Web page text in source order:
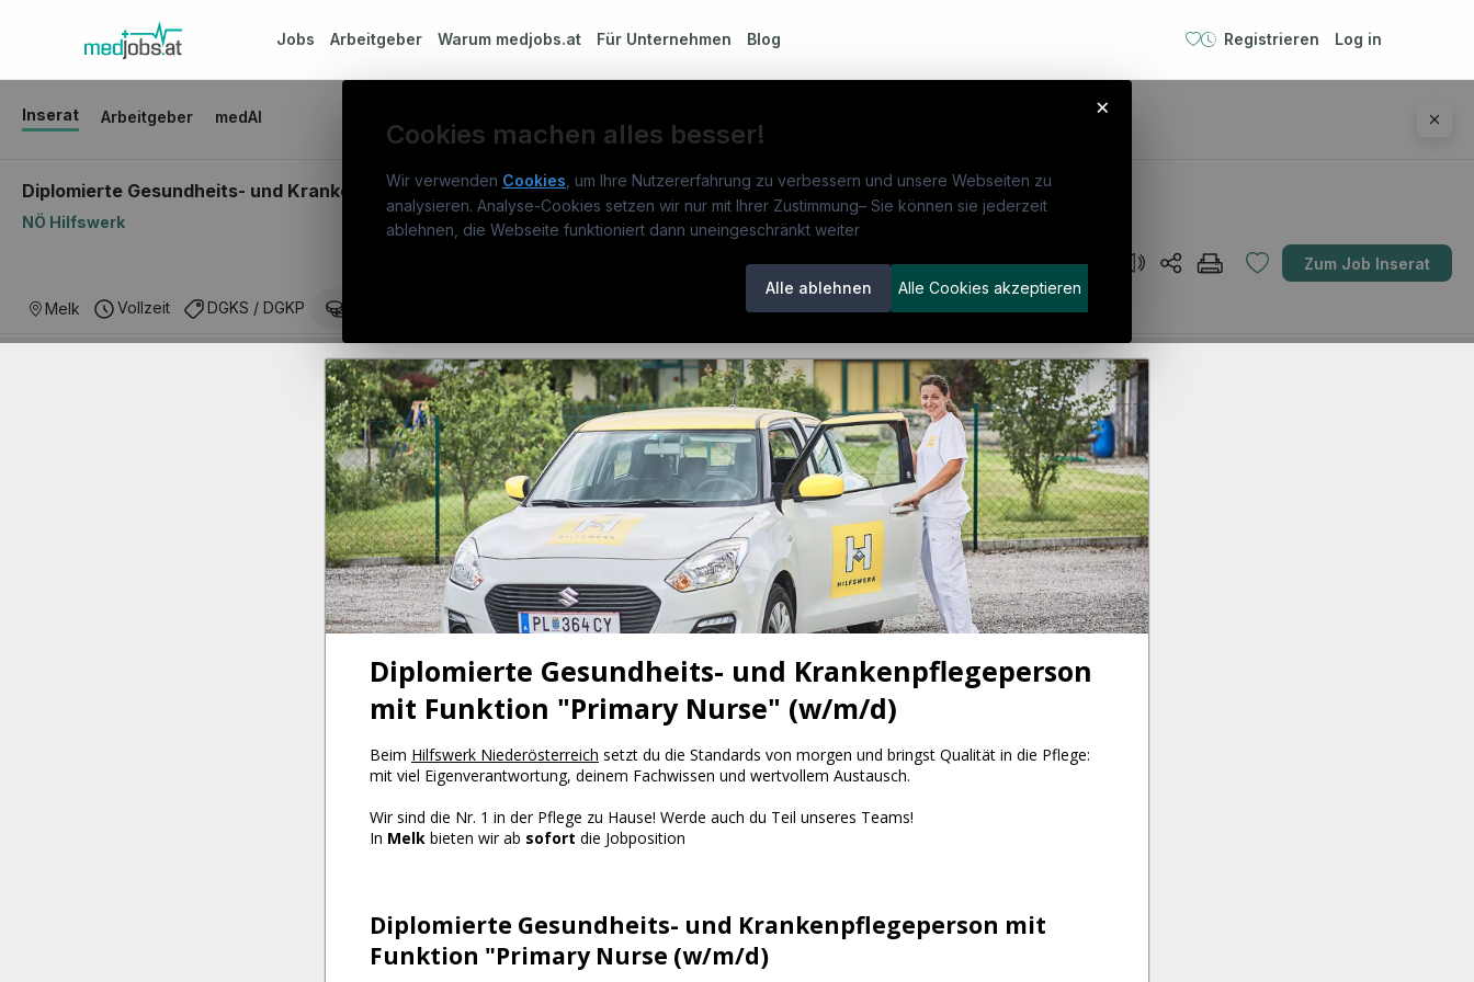
Jobs Arbeitgeber Warum medjobs.at Für Unternehmen Blog Registrieren Log in
Inserat Arbeitgeber medAI
Diplomierte Gesundheits- und Krankenpflegeperson mit Funktion "Primary Nurse" (w/m/d)
NÖ Hilfswerk
AT Zum Job Inserat
Melk Vollzeit DGKS / DGKP
×
Cookies machen alles besser!
Wir verwenden Cookies , um Ihre Nutzererfahrung zu verbessern und unsere Webseiten zu
analysieren. Analyse-Cookies setzen wir nur mit Ihrer Zustimmung– Sie können sie jederzeit
ablehnen, die Webseite funktioniert dann uneingeschränkt weiter
Alle ablehnen
Alle Cookies akzeptieren
Österreichs medizinisches
medjobs.at
Arbeitgeber entdecken
Partner
Systemstatus
Jobs
Jobs in Wien
Jobs in Linz
Jobs in Salzburg
Jobs in Innsbruck
Jobs in Klagenfurt
DGKP
Facharzt
Assistenzarzt
Physiotherapeut:in
Allgemeinmedizin
Kandidaten finden
AGBDatenschutzCookie-Einstellungen